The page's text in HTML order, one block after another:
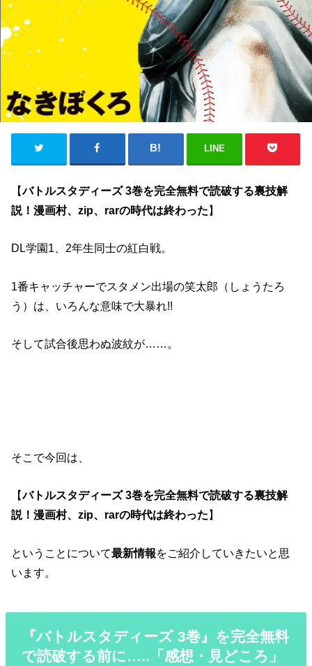
LINE
【バトルスタディーズ 3巻を完全無料で読破する裏技解
説！漫画村、zip、rarの時代は終わった】
DL学園1、2年生同士の紅白戦。
1番キャッチャーでスタメン出場の笑太郎（しょうたろ
う）は、いろんな意味で大暴れ!!
そして試合後思わぬ波紋が……。
そこで今回は、
【バトルスタディーズ 3巻を完全無料で読破する裏技解
説！漫画村、zip、rarの時代は終わった】
ということについて最新情報をご紹介していきたいと思
います。
『バトルスタディーズ 3巻』を完全無料
で読破する前に…..「感想・見どころ」